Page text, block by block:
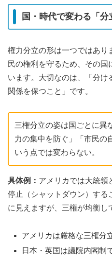
国・時代で変わる「
権力分立の形は一つではあり
民の権利を守るため、その国
います。大切なのは、「分け
関係を保つこと」です。
三権分立の姿は国ごとに異
力の集中を防ぐ」「市民の
いう点では変わらない。
具体例： アメリカでは大統領
停止（シャットダウン）する
に見えますが、三権が均衡し
アメリカは厳格な三権分
日本・英国は議院内閣制